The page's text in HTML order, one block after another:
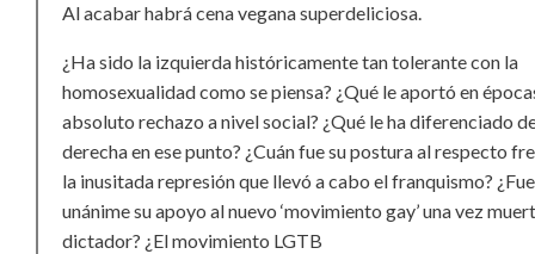
Al acabar habrá cena vegana superdeliciosa.
¿Ha sido la izquierda históricamente tan tolerante con la
homosexualidad como se piensa? ¿Qué le aportó en
absoluto rechazo a nivel social? ¿Qué le ha diferenciado
derecha en ese punto? ¿Cuán fue su postura al respecto
la inusitada represión que llevó a cabo el franquismo? ¿Fue
unánime su apoyo al nuevo ‘movimiento gay’ una vez
dictador? ¿El movimiento LGTB